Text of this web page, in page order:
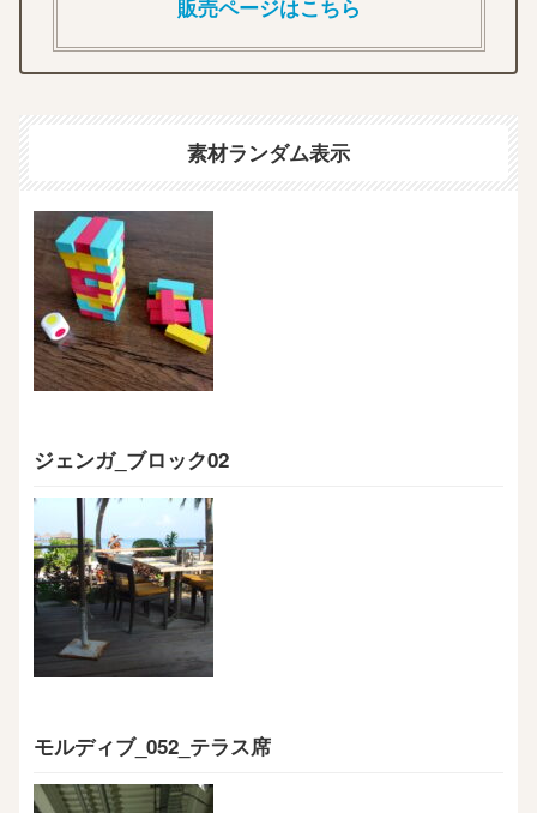
販売ページはこちら
素材ランダム表示
ジェンガ_ブロック02
モルディブ_052_テラス席